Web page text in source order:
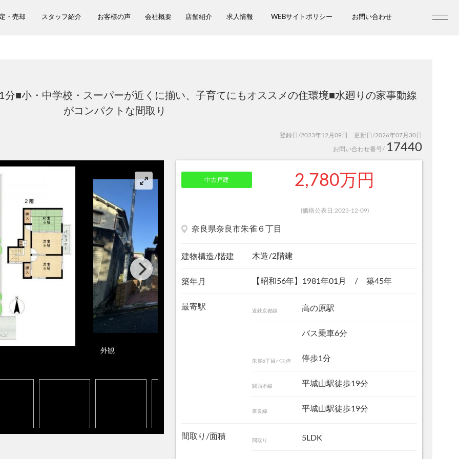
・売却 スタッフ紹介 お客様の声 会社概要 店舗紹介 求人情報 WEBサイトポリシー お問い合わせ
■小・中学校・スーパーが近くに揃い、子育てにもオススメの住環境■水廻りの家事動線
がコンパクトな間取り
登録日/2023年12月09日 更新日/2026年07月30日
お問い合わせ番号/ 17440
外観
中古戸建 2,780万円
(価格公表日:2023-12-09)
奈良県奈良市朱雀６丁目
建物構造/階建 木造/2階建
築年月 【昭和56年】1981年01月 / 築45年
最寄駅 近鉄京都線 高の原駅
バス乗車6分
朱雀6丁目バス停 停歩1分
関西本線 平城山駅徒歩19分
奈良線 平城山駅徒歩19分
間取り/面積 間取り 5LDK